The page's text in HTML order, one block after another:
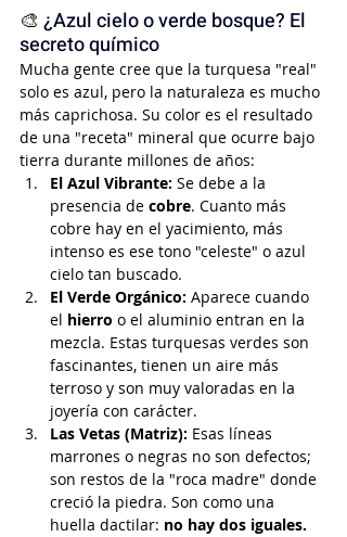
🎨 ¿Azul cielo o verde bosque? El
secreto químico
Mucha gente cree que la turquesa "real"
solo es azul, pero la naturaleza es mucho
más caprichosa. Su color es el resultado
de una "receta" mineral que ocurre bajo
tierra durante millones de años:
El Azul Vibrante: Se debe a la
presencia de cobre. Cuanto más
cobre hay en el yacimiento, más
intenso es ese tono "celeste" o azul
cielo tan buscado.
El Verde Orgánico: Aparece cuando
el hierro o el aluminio entran en la
mezcla. Estas turquesas verdes son
fascinantes, tienen un aire más
terroso y son muy valoradas en la
joyería con carácter.
Las Vetas (Matriz): Esas líneas
marrones o negras no son defectos;
son restos de la "roca madre" donde
creció la piedra. Son como una
huella dactilar: no hay dos iguales.